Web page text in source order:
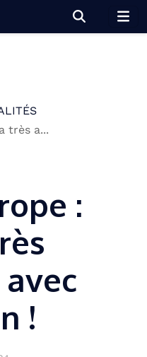
très a...
:
!